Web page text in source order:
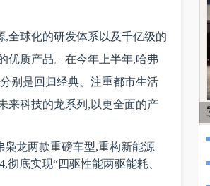
全球化的研发体系以及千亿级的
优质产品。在今年上半年,哈弗
别是回归经典、注重都市生活
来科技的龙系列,以更全面的产
龙两款重磅车型,重构新能源
底实现“四驱性能两驱能耗、